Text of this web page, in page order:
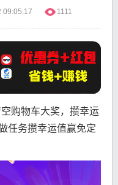
09:05:17 1111
购物车大奖，攒幸运
任务攒幸运值赢免定